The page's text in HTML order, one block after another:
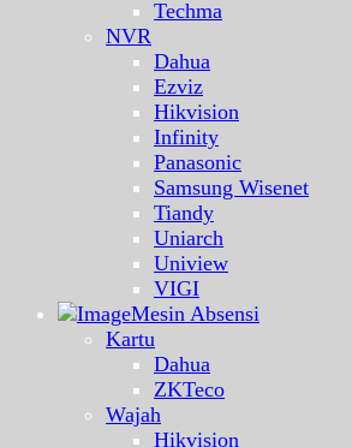
Techma
NVR
Dahua
Ezviz
Hikvision
Infinity
Panasonic
Samsung Wisenet
Tiandy
Uniarch
Uniview
VIGI
Mesin Absensi
Kartu
Dahua
ZKTeco
Wajah
Hikvision